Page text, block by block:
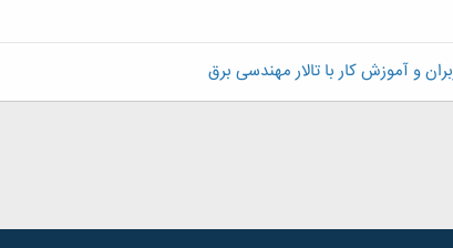
و آموزش کار با تالار مهندسی برق